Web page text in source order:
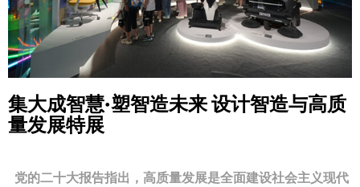
集大成智慧·塑智造未来设计智造与高质
量发展特展
党的二十大报告指出，高质量发展是全面建设社会主义现代